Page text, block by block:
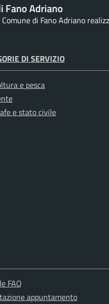
Fano Adriano
di Fano Adriano
DI SERVIZIO
e pesca
e stato civile
FAQ
appuntamento